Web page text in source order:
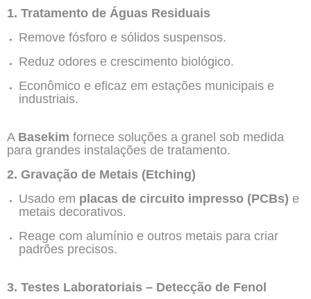
1. Tratamento de Águas Residuais
Remove fósforo e sólidos suspensos.
Reduz odores e crescimento biológico.
Econômico e eficaz em estações municipais e
industriais.
A Basekim fornece soluções a granel sob medida
para grandes instalações de tratamento.
2. Gravação de Metais (Etching)
Usado em placas de circuito impresso (PCBs) e
metais decorativos.
Reage com alumínio e outros metais para criar
padrões precisos.
3. Testes Laboratoriais – Detecção de Fenol